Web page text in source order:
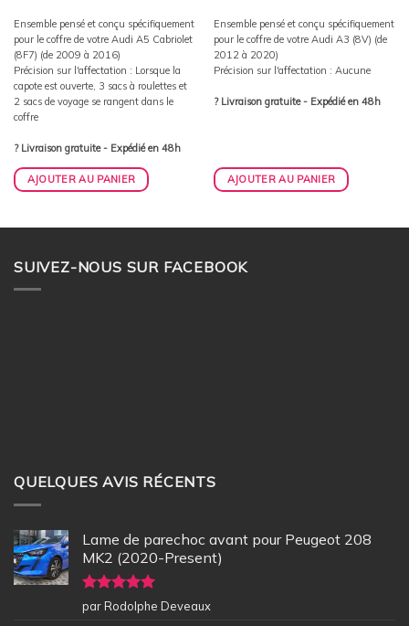
Ensemble pensé et conçu spécifiquement
pour le coffre de votre Audi A5 Cabriolet
(8F7) (de 2009 à 2016)
Précision sur l'affectation : Lorsque la
capote est ouverte, 3 sacs à roulettes et
2 sacs de voyage se rangent dans le
coffre
? Livraison gratuite - Expédié en 48h
AJOUTER AU PANIER
Ensemble pensé et conçu spécifiquement
pour le coffre de votre Audi A3 (8V) (de
2012 à 2020)
Précision sur l'affectation : Aucune
? Livraison gratuite - Expédié en 48h
AJOUTER AU PANIER
SUIVEZ-NOUS SUR FACEBOOK
QUELQUES AVIS RÉCENTS
Lame de parechoc avant pour Peugeot 208
MK2 (2020-Present)
Note5sur
5
par Rodolphe Deveaux